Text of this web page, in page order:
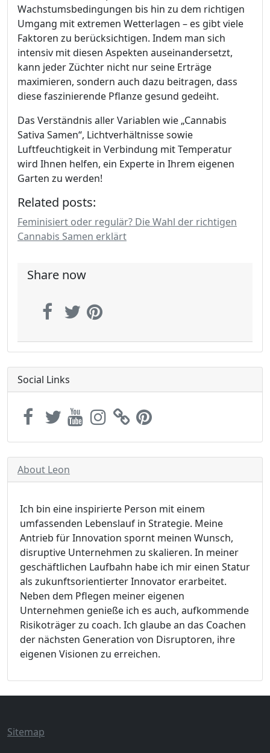
Wachstumsbedingungen bis hin zu dem richtigen
Umgang mit extremen Wetterlagen – es gibt viele
Faktoren zu berücksichtigen. Indem man sich
intensiv mit diesen Aspekten auseinandersetzt,
kann jeder Züchter nicht nur seine Erträge
maximieren, sondern auch dazu beitragen, dass
diese faszinierende Pflanze gesund gedeiht.
Das Verständnis aller Variablen wie „Cannabis
Sativa Samen“, Lichtverhältnisse sowie
Luftfeuchtigkeit in Verbindung mit Temperatur
wird Ihnen helfen, ein Experte in Ihrem eigenen
Garten zu werden!
Related posts:
Feminisiert oder regulär? Die Wahl der richtigen
Cannabis Samen erklärt
Share now
Social Links
About Leon
Ich bin eine inspirierte Person mit einem
umfassenden Lebenslauf in Strategie. Meine
Antrieb für Innovation spornt meinen Wunsch,
disruptive Unternehmen zu skalieren. In meiner
geschäftlichen Laufbahn habe ich mir einen Statur
als zukunftsorientierter Innovator erarbeitet.
Neben dem Pflegen meiner eigenen
Unternehmen genieße ich es auch, aufkommende
Risikoträger zu coach. Ich glaube an das Coachen
der nächsten Generation von Disruptoren, ihre
eigenen Visionen zu erreichen.
Sitemap